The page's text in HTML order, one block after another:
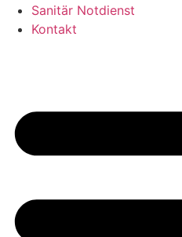
Sanitär Notdienst
Kontakt